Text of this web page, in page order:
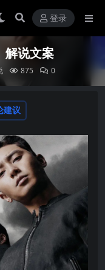
登录
解说文案
875 0
建议